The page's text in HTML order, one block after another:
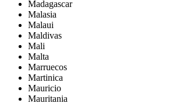
Madagascar
Malasia
Malaui
Maldivas
Mali
Malta
Marruecos
Martinica
Mauricio
Mauritania